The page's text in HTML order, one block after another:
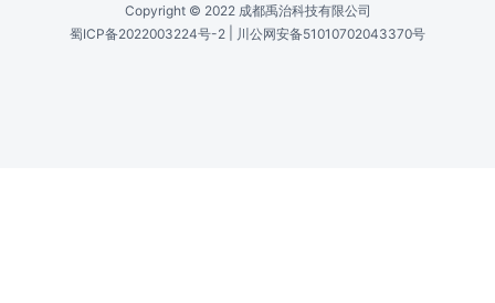
Copyright © 2022 成都禹治科技有限公司
蜀ICP备2022003224号-2
川公网安备51010702043370号